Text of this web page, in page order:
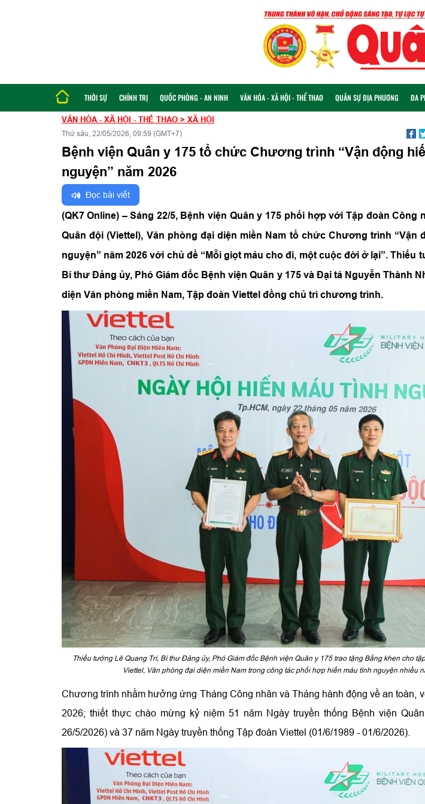
THỜI SỰ CHÍNH TRỊ QUỐC PHÒNG - AN NINH VĂN HÓA - XÃ HỘI - THỂ THAO QUÂN SỰ ĐỊA PHƯƠNG ĐA
VĂN HÓA - XÃ HỘI - THỂ THAO > XÃ HỘI
Thứ sáu, 22/05/2026, 09:59 (GMT+7)
Bệnh viện Quân y 175 tổ chức Chương trình “Vận động
nguyện” năm 2026
Đọc bài viết
(QK7 Online) – Sáng 22/5, Bệnh viện Quân y 175 phối hợp với Tập đoàn Công
Quân đội (Viettel), Văn phòng đại diện miền Nam tổ chức Chương trình “Vận
nguyện” năm 2026 với chủ đề “Mỗi giọt máu cho đi, một cuộc đời ở lại”. Thiếu
Bí thư Đảng ủy, Phó Giám đốc Bệnh viện Quân y 175 và Đại tá Nguyễn Thành
diện Văn phòng miền Nam, Tập đoàn Viettel đồng chủ trì chương trình.
Thiếu tướng Lê Quang Trí, Bí thư Đảng ủy, Phó Giám đốc Bệnh viện Quân y 175 trao tặng Bằng khen cho
Viettel, Văn phòng đại diện miền Nam trong công tác phối hợp hiến máu tình nguyện nhiều
Chương trình nhằm hưởng ứng Tháng Công nhân và Tháng hành động về an toàn,
2026; thiết thực chào mừng kỷ niệm 51 năm Ngày truyền thống Bệnh viện
26/5/2026) và 37 năm Ngày truyền thống Tập đoàn Viettel (01/6/1989 - 01/6/2026).